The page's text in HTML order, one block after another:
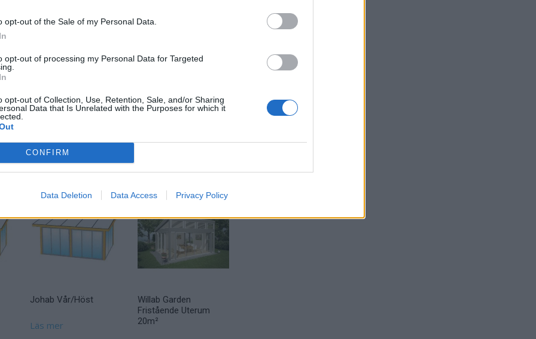
opt-out of the Sale of my Personal Data.
opt-out of processing my Personal Data for Targeted
opt-out of Collection, Use, Retention, Sale, and/or Sharing
Data that Is Unrelated with the Purposes for which it
CONFIRM
Data Deletion Data Access Privacy Policy
två varianter, helt i vitmålat trä eller i vitmålat trä med
och behöver inte underhållas som en målad
med bruten köldbrygga
nertill
att få optimal öppning
Johab Vår/Höst
Läs mer
Willab Garden
Fristående Uterum
20m²